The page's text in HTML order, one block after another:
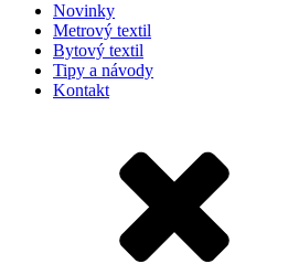
Novinky
Metrový textil
Bytový textil
Tipy a návody
Kontakt